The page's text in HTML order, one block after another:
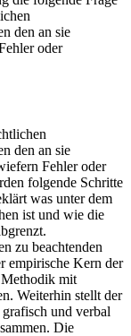
den an sie
oder
den an sie
Fehler oder
folgende Schritte
was unter dem
ist und wie die
zu beachtenden
empirische Kern der
mit
Weiterhin stellt der
und verbal
Die